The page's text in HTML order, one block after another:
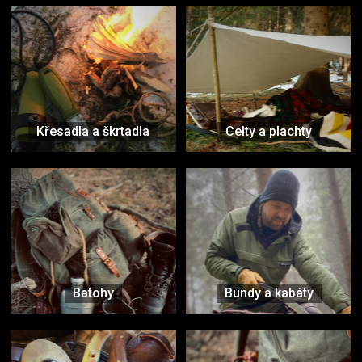
Křesadla a škrtadla Celty a plachty
Batohy Bundy a kabáty